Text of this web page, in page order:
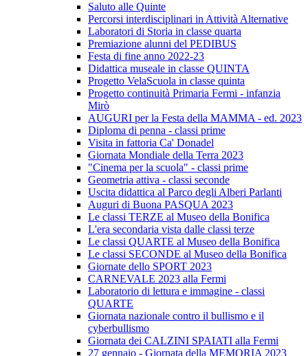
Saluto alle Quinte
Percorsi interdisciplinari in Attività Alternative
Laboratori di Storia in classe quarta
Premiazione alunni del PEDIBUS
Festa di fine anno 2022-23
Didattica museale in classe QUINTA
Progetto VelaScuola in classe quinta
Progetto continuità Primaria Fermi - infanzia
Mirò
AUGURI per la Festa della MAMMA - ed. 2023
Diploma di penna - classi prime
Visita in fattoria Ca' Donadel
Giornata Mondiale della Terra 2023
"Cinema per la scuola" - classi prime
Geometria attiva - classi seconde
Uscita didattica al Parco degli Alberi Parlanti
Auguri di Buona PASQUA 2023
Le classi TERZE al Museo della Bonifica
L'era secondaria vista dalle classi terze
Le classi QUARTE al Museo della Bonifica
Le classi SECONDE al Museo della Bonifica
Giornate dello SPORT 2023
CARNEVALE 2023 alla Fermi
Laboratorio di lettura e immagine - classi
QUARTE
Giornata nazionale contro il bullismo e il
cyberbullismo
Giornata dei CALZINI SPAIATI alla Fermi
27 gennaio - Giornata della MEMORIA 2023